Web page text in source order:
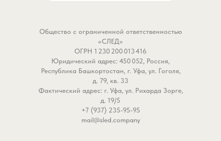
Общество с ограниченной ответственностью
«СЛЕД»
ОГРН 1 230 200 013 416
Юридический адрес: 450 052, Россия,
Республика Башкортостан, г. Уфа, ул. Гоголя,
д. 79, кв. 33
Фактический адрес: г. Уфа, ул. Рихарда Зорге,
д. 19/5
+7 (937) 235-95-95
mail@sled.company